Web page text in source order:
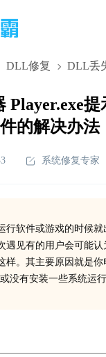
DLL修复 DLL丢
Player.exe提
的解决办法
系统修复专家
行软件或游戏的时候就
遇见有的用户会可能认
样。其主要原因就是你
没有安装一些系统运